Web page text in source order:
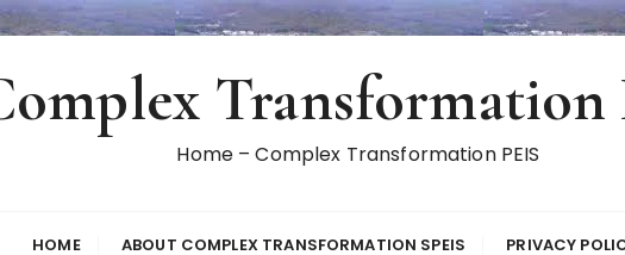
Transformation
Home – Complex Transformation PEIS
HOME ABOUT COMPLEX TRANSFORMATION SPEIS PRIVACY